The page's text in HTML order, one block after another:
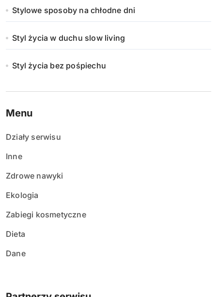
Stylowe sposoby na chłodne dni
Styl życia w duchu slow living
Styl życia bez pośpiechu
Menu
Działy serwisu
Inne
Zdrowe nawyki
Ekologia
Zabiegi kosmetyczne
Dieta
Dane